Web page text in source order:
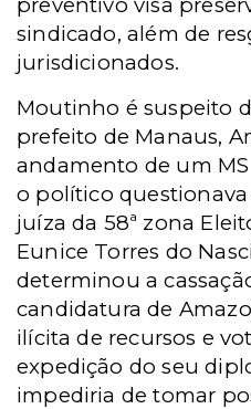
sindicado, além de
jurisdicionados.
Moutinho é suspeito
prefeito de Manaus,
andamento de um
o político
juíza da 58ª zona
Eunice Torres do
determinou a
candidatura de
ilícita de recursos e
expedição do seu
impediria de tomar